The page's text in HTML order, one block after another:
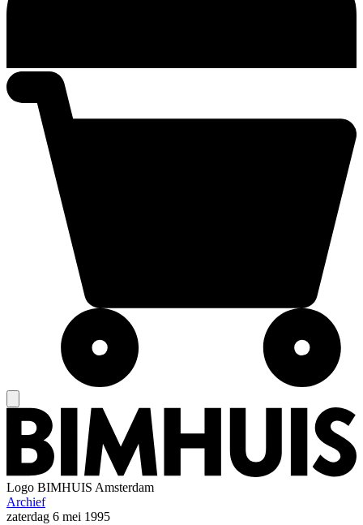
Logo BIMHUIS Amsterdam
Archief
zaterdag 6 mei 1995